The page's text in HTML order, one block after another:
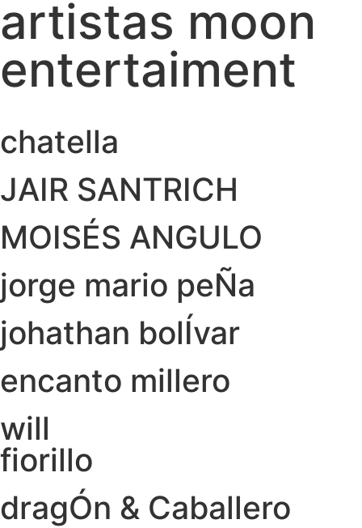
artistas moon
entertaiment
chatella
JAIR SANTRICH
MOISÉS ANGULO
jorge mario peÑa
johathan bolÍvar
encanto millero
will
fiorillo
dragÓn & Caballero